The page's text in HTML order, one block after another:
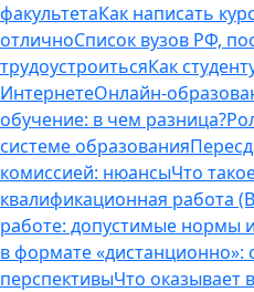
факультетаКак написать
отличноСписок вузов РФ,
трудоустроитьсяКак
ИнтернетеОнлайн-
обучение: в чем разница?
системе образования
комиссией: нюансыЧто
квалификационная работа
работе: допустимые нормы
в формате «дистанционно»:
перспективыЧто оказывает